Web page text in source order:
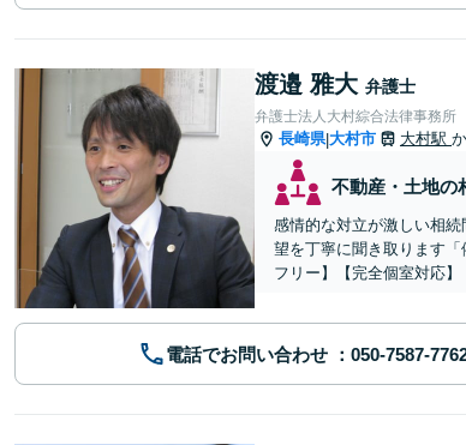
渡邉 雅大 弁護士
弁護士法人大村綜合法律事務所
長崎県|大村市 大村駅
不動産・土地の
感情的な対立が激しい相
望を丁寧に聞き取ります
フリー】【完全個室対応】
電話でお問い合わせ